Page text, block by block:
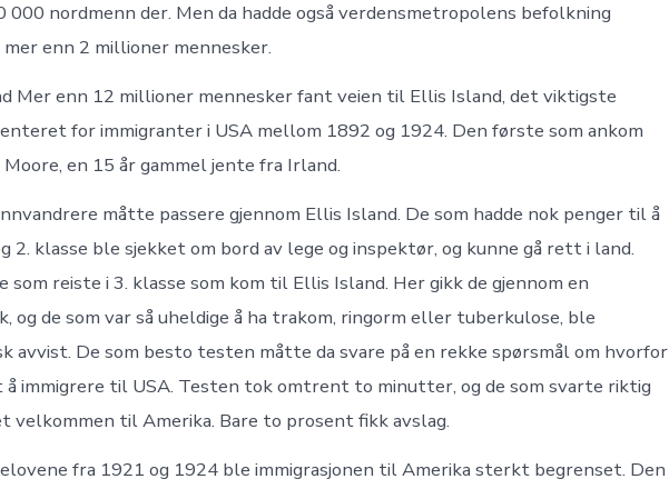
000 nordmenn der. Men da hadde også verdensmetropolens befolkning
enn 2 millioner mennesker.
Mer enn 12 millioner mennesker fant veien til Ellis Island, det viktigste
for immigranter i USA mellom 1892 og 1924. Den første som ankom
en 15 år gammel jente fra Irland.
måtte passere gjennom Ellis Island. De som hadde nok penger til å
2. klasse ble sjekket om bord av lege og inspektør, og kunne gå rett i land.
som reiste i 3. klasse som kom til Ellis Island. Her gikk de gjennom en
og de som var så uheldige å ha trakom, ringorm eller tuberkulose, ble
avvist. De som besto testen måtte da svare på en rekke spørsmål om hvorfor
å immigrere til USA. Testen tok omtrent to minutter, og de som svarte riktig
velkommen til Amerika. Bare to prosent fikk avslag.
fra 1921 og 1924 ble immigrasjonen til Amerika sterkt begrenset. Den